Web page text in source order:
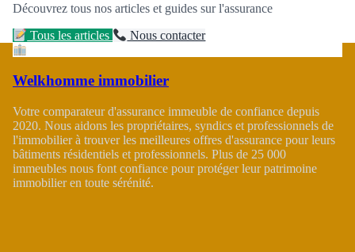
Découvrez tous nos articles et guides sur l'assurance
Tous les articles Nous contacter
Welkhomme immobilier
Votre comparateur d'assurance immeuble de confiance depuis
2020. Nous aidons les propriétaires, syndics et professionnels de
l'immobilier à trouver les meilleures offres d'assurance pour leurs
bâtiments résidentiels et professionnels. Plus de 25 000
immeubles nous font confiance pour protéger leur patrimoine
immobilier en toute sérénité.